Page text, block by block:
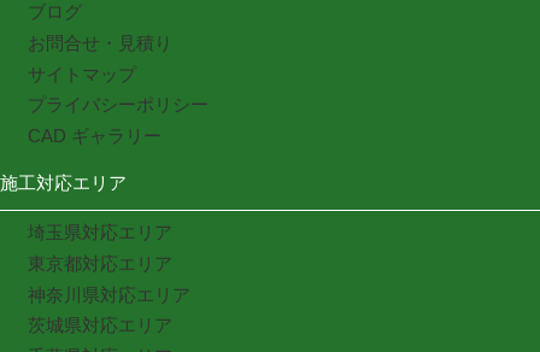
ブログ
お問合せ・見積り
サイトマップ
プライバシーポリシー
CAD ギャラリー
施工対応エリア
埼玉県対応エリア
東京都対応エリア
神奈川県対応エリア
茨城県対応エリア